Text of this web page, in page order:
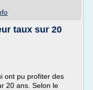
taux sur 20
ont pu profiter des
20 ans. Selon le